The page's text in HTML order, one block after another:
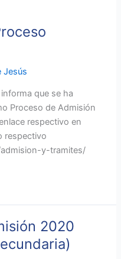
Jesús
que se ha
Proceso de Admisión
respectivo en
respectivo
y-tramites/
2020